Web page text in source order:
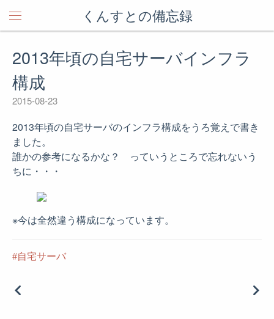
くんすとの備忘録
2013年頃の自宅サーバインフラ
構成
2015-08-23
2013年頃の自宅サーバのインフラ構成をうろ覚えで書き
ました。
誰かの参考になるかな？ っていうところで忘れないう
ちに・・・
※今は全然違う構成になっています。
自宅サーバ